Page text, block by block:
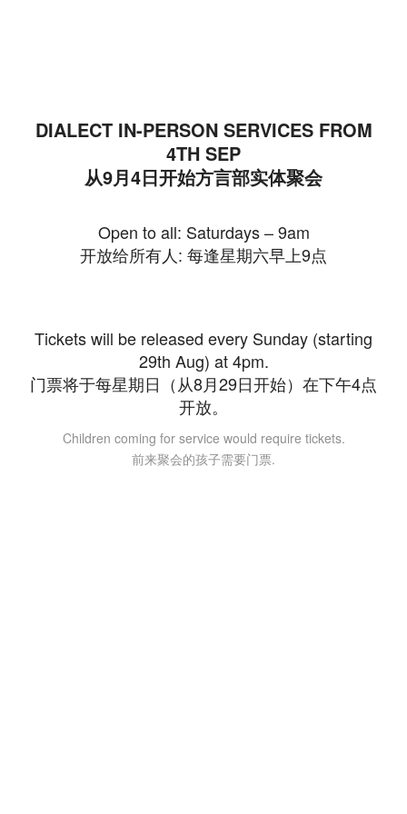
DIALECT IN-PERSON SERVICES FROM
4TH SEP
从9月4日开始方言部实体聚会
Open to all: Saturdays – 9am
开放给所有人: 每逢星期六早上9点
Tickets will be released every Sunday (starting
29th Aug) at 4pm.
门票将于每星期日（从8月29日开始）在下午4点
开放。
Children coming for service would require tickets.
前来聚会的孩子需要门票.